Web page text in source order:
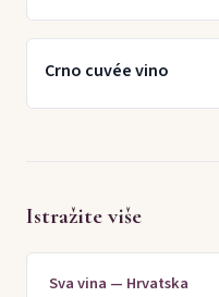
Crno cuvée vino
Istražite više
Sva vina — Hrvatska